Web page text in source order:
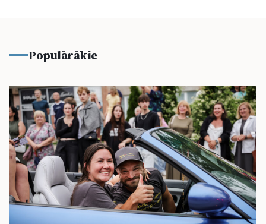
Populārākie